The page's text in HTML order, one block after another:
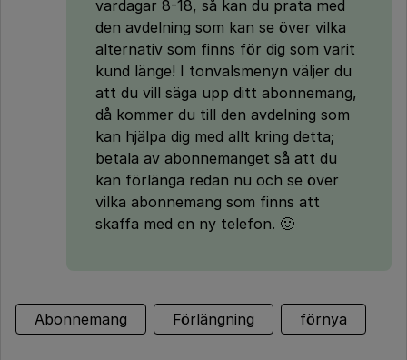
vardagar 8-18, så kan du prata med
den avdelning som kan se över vilka
alternativ som finns för dig som varit
kund länge! I tonvalsmenyn väljer du
att du vill säga upp ditt abonnemang,
då kommer du till den avdelning som
kan hjälpa dig med allt kring detta;
betala av abonnemanget så att du
kan förlänga redan nu och se över
vilka abonnemang som finns att
skaffa med en ny telefon. 🙂
Abonnemang Förlängning förnya